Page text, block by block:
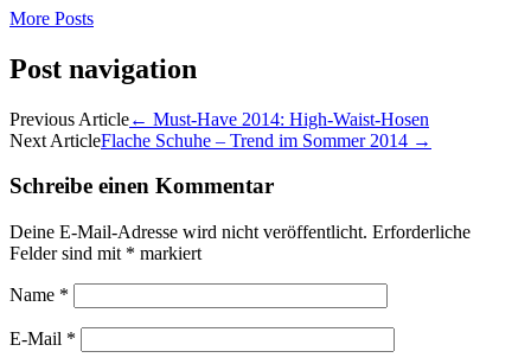
More Posts
Post navigation
Previous Article← Must-Have 2014: High-Waist-Hosen
Next ArticleFlache Schuhe – Trend im Sommer 2014 →
Schreibe einen Kommentar
Deine E-Mail-Adresse wird nicht veröffentlicht. Erforderliche
Felder sind mit * markiert
Name *
E-Mail *